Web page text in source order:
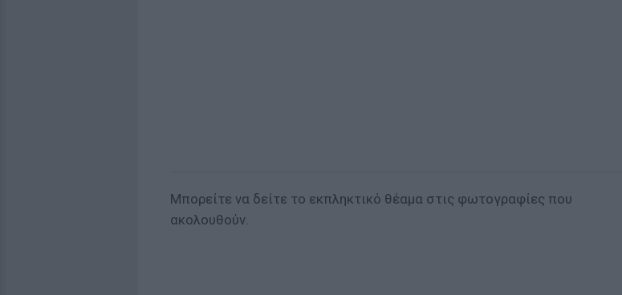
Μπορείτε να δείτε το εκπληκτικό θέαμα στις φωτογραφίες που
ακολουθούν.